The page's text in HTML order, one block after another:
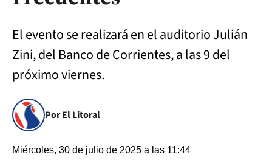
El evento se realizará en el auditorio Julián
Zini, del Banco de Corrientes, a las 9 del
próximo viernes.
Por El Litoral
Miércoles, 30 de julio de 2025 a las 11:44